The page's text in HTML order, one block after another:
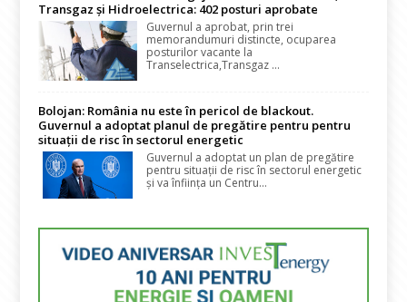
Transgaz și Hidroelectrica: 402 posturi aprobate
Guvernul a aprobat, prin trei
memorandumuri distincte, ocuparea
posturilor vacante la
Transelectrica,Transgaz ...
Bolojan: România nu este în pericol de blackout.
Guvernul a adoptat planul de pregătire pentru pentru
situații de risc în sectorul energetic
Guvernul a adoptat un plan de pregătire
pentru situații de risc în sectorul energetic
și va înființa un Centru...